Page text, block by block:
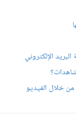
الإلكتروني
خلال الفيديو